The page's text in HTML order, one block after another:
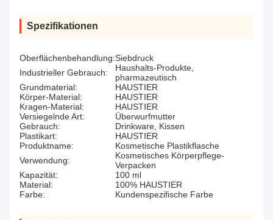
Spezifikationen
Oberflächenbehandlung:Siebdruck
Industrieller Gebrauch:
Haushalts-Produkte,
pharmazeutisch
Grundmaterial:
HAUSTIER
Körper-Material:
HAUSTIER
Kragen-Material:
HAUSTIER
Versiegelnde Art:
Überwurfmutter
Gebrauch:
Drinkware, Kissen
Plastikart:
HAUSTIER
Produktname:
Kosmetische Plastikflasche
Verwendung:
Kosmetisches Körperpflege-
Verpacken
Kapazität:
100 ml
Material:
100% HAUSTIER
Farbe:
Kundenspezifische Farbe